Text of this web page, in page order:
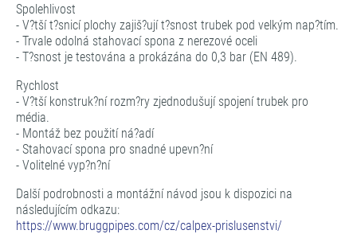
Spolehlivost
- V?tší t?snicí plochy zajiš?ují t?snost trubek pod velkým nap?tím.
- Trvale odolná stahovací spona z nerezové oceli
- T?snost je testována a prokázána do 0,3 bar (EN 489).
Rychlost
- V?tší konstruk?ní rozm?ry zjednodušují spojení trubek pro
média.
- Montáž bez použití ná?adí
- Stahovací spona pro snadné upevn?ní
- Volitelné vyp?n?ní
Další podrobnosti a montážní návod jsou k dispozici na
následujícím odkazu:
https://www.bruggpipes.com/cz/calpex-prislusenstvi/